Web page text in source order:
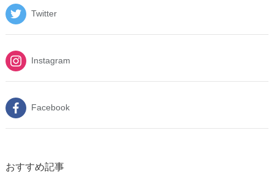
Twitter
Instagram
Facebook
おすすめ記事